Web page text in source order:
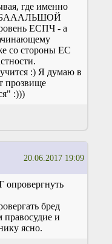
где именно
БАААЛЬШОЙ
ЕСПЧ - а
со стороны ЕС
:) Я думаю в
прозвище
:)))
20.06.2017 19:09
бред
и
ясно.